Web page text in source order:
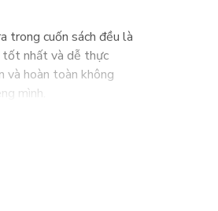
trong cuốn sách đều là
tốt nhất và dễ thực
và hoàn toàn không
mình.
niềm tin giản dị nhưng